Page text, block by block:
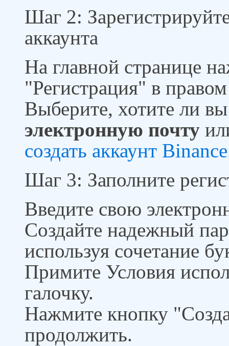
Шаг 2:
аккаунта
На главной странице
"Регистрация" в
Выберите, хотите ли вы
электронную почту
создать аккаунт Binance
Шаг 3: Заполните
Введите свою
Создайте надежный
используя сочетание
Примите Условия
галочку.
Нажмите кнопку
продолжить.